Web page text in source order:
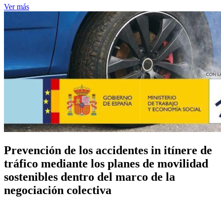
Ver más
Prevención de los accidentes in itínere de
tráfico mediante los planes de movilidad
sostenibles dentro del marco de la
negociación colectiva